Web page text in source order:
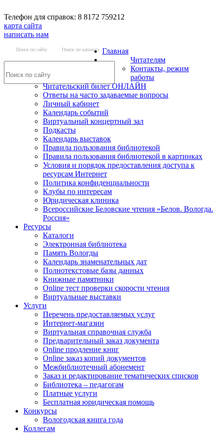
Телефон для справок: 8 8172 759212
карта сайта
написать нам
Поиск по сайту Поиск по каталогу Главная
Читателям
Контакты, режим
работы
Читательский билет ОНЛАЙН
Ответы на часто задаваемые вопросы
Личный кабинет
Календарь событий
Виртуальный концертный зал
Подкасты
Календарь выставок
Правила пользования библиотекой
Правила пользования библиотекой в картинках
Условия и порядок предоставления доступа к
ресурсам Интернет
Политика конфиденциальности
Клубы по интересам
Юридическая клиника
Всероссийские Беловские чтения «Белов. Вологда.
Россия»
Ресурсы
Каталоги
Электронная библиотека
Память Вологды
Календарь знаменательных дат
Полнотекстовые базы данных
Книжные памятники
Online тест проверки скорости чтения
Виртуальные выставки
Услуги
Перечень предоставляемых услуг
Интернет-магазин
Виртуальная справочная служба
Предварительный заказ документа
Online продление книг
Online заказ копий документов
Межбиблиотечный абонемент
Заказ и редактирование тематических списков
Библиотека – педагогам
Платные услуги
Бесплатная юридическая помощь
Конкурсы
Вологодская книга года
Коллегам